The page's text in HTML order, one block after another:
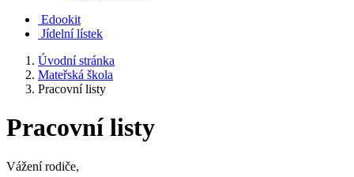
Edookit
Jídelní lístek
Úvodní stránka
Mateřská škola
Pracovní listy
Pracovní listy
Vážení rodiče,